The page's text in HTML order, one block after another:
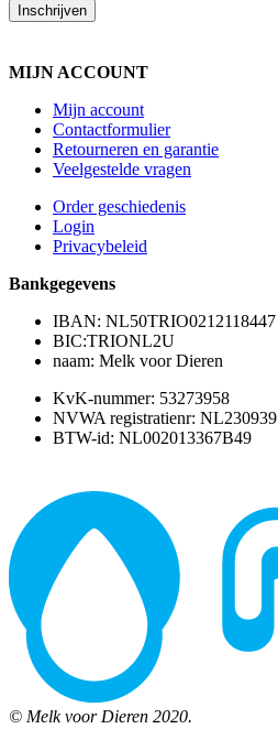
Inschrijven
MIJN ACCOUNT
Mijn account
Contactformulier
Retourneren en garantie
Veelgestelde vragen
Order geschiedenis
Login
Privacybeleid
Bankgegevens
IBAN: NL50TRIO0212118447
BIC:TRIONL2U
naam: Melk voor Dieren
KvK-nummer: 53273958
NVWA registratienr: NL230939
BTW-id: NL002013367B49
© Melk voor Dieren 2020.